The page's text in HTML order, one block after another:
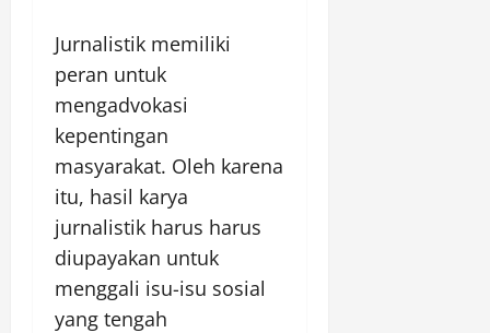
Jurnalistik memiliki
peran untuk
mengadvokasi
kepentingan
masyarakat. Oleh karena
itu, hasil karya
jurnalistik harus harus
diupayakan untuk
menggali isu-isu sosial
yang tengah